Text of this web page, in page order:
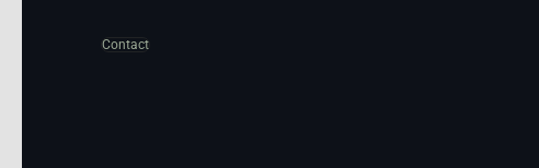
Contact